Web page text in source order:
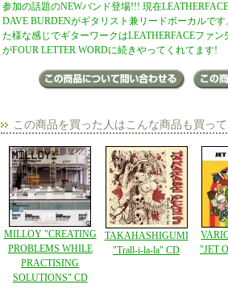
参加の話題のNEWバンド登場!!! 現在
DAVE BURDENがギタリスト兼リードボーカルで
た様な感じでギターワークはLEATHERFACEファ
がFOUR LETTER WORDに続きやってくれてます!
この商品を買った人はこんな商品も買っ
MILLOY "CREATING
PROBLEMS WHILE
PRACTISING
SOLUTIONS" CD
TAKAHASHIGUMI
"Trall-i-la-la" CD
"JET